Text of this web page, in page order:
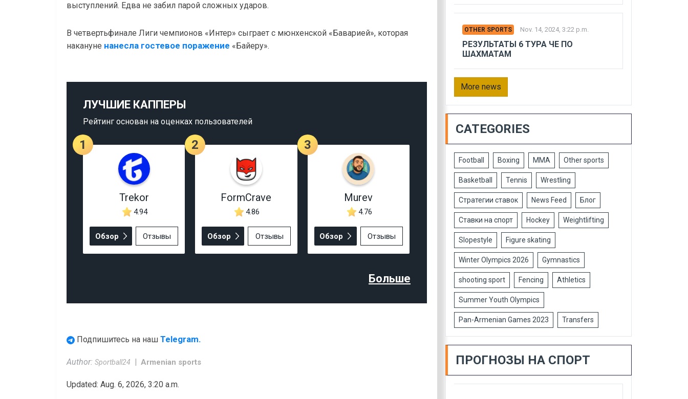
выступлений. Едва не забил парой сложных ударов.
В четвертьфинале Лиги чемпионов «Интер» сыграет с мюнхенской «Баварией», которая
накануне нанесла гостевое поражение «Байеру».
ЛУЧШИЕ КАППЕРЫ
Рейтинг основан на оценках пользователей
1
Trekor
4.94
Обзор Отзывы
2
FormCrave
4.86
Обзор Отзывы
3
Murev
4.76
Обзор Отзывы
Больше
Подпишитесь на наш Telegram.
Author: Sportball24 Armenian sports
Updated: Aug. 6, 2026, 3:20 a.m.
OTHER SPORTS Nov. 14, 2024, 3:22 p.m.
РЕЗУЛЬТАТЫ 6 ТУРА ЧЕ ПО
ШАХМАТАМ
More news
CATEGORIES
Football Boxing MMA Other sports
Basketball Tennis Wrestling
Стратегии ставок News Feed Блог
Ставки на спорт Hockey Weightlifting
Slopestyle Figure skating
Winter Olympics 2026 Gymnastics
shooting sport Fencing Athletics
Summer Youth Olympics
Pan-Armenian Games 2023 Transfers
ПРОГНОЗЫ НА СПОРТ